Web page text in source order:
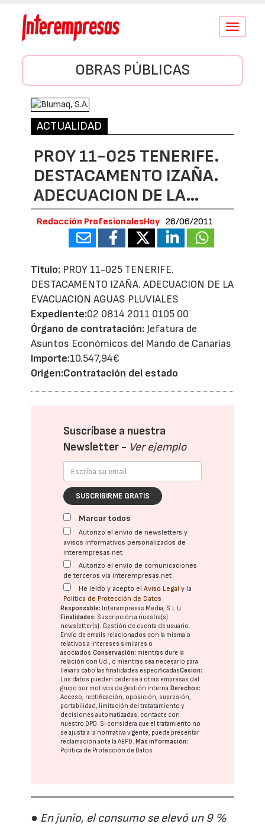
Conmutar
OBRAS PÚBLICAS
ACTUALIDAD
PROY 11-025 TENERIFE.
DESTACAMENTO IZAÑA.
ADECUACION DE LA…
Redacción ProfesionalesHoy 26/06/2011
Título: PROY 11-025 TENERIFE.
DESTACAMENTO IZAÑA. ADECUACION DE LA
EVACUACION AGUAS PLUVIALES
Expediente:02 0814 2011 0105 00
Órgano de contratación: Jefatura de
Asuntos Económicos del Mando de Canarias
Importe:10.547,94€
Origen:Contratación del estado
Suscríbase a nuestra
Newsletter - Ver ejemplo
SUSCRIBIRME GRATIS
Marcar todos
Autorizo el envío de newsletters y
avisos informativos personalizados de
interempresas.net
Autorizo el envío de comunicaciones
de terceros vía interempresas.net
He leído y acepto elAviso Legal y la
Política de Protección de Datos
Responsable: Interempresas Media, S.L.U.
Finalidades: Suscripción a nuestra(s)
newsletter(s). Gestión de cuenta de usuario.
Envío de emails relacionados con la misma o
relativos a intereses similares o
asociados.Conservación: mientras dure la
relación con Ud., o mientras sea necesario para
llevar a cabo las finalidades especificadasCesión:
Los datos pueden cederse a otras empresas del
grupo por motivos de gestión interna. Derechos:
Acceso, rectificación, oposición, supresión,
portabilidad, limitación del tratatamiento y
decisiones automatizadas: contacte con
nuestro DPD. Si considera que el tratamiento no
se ajusta a la normativa vigente, puede presentar
reclamación ante laAEPD. Más información:
Política de Protección de Datos
● En junio, el consumo se elevó un 9 %